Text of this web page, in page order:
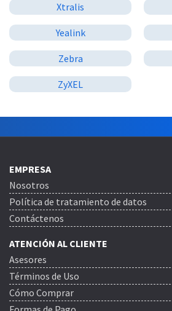
Xtralis
Yealink
Zebra
ZyXEL
EMPRESA
Nosotros
Política de tratamiento de datos
Contáctenos
ATENCIÓN AL CLIENTE
Asesores
Términos de Uso
Cómo Comprar